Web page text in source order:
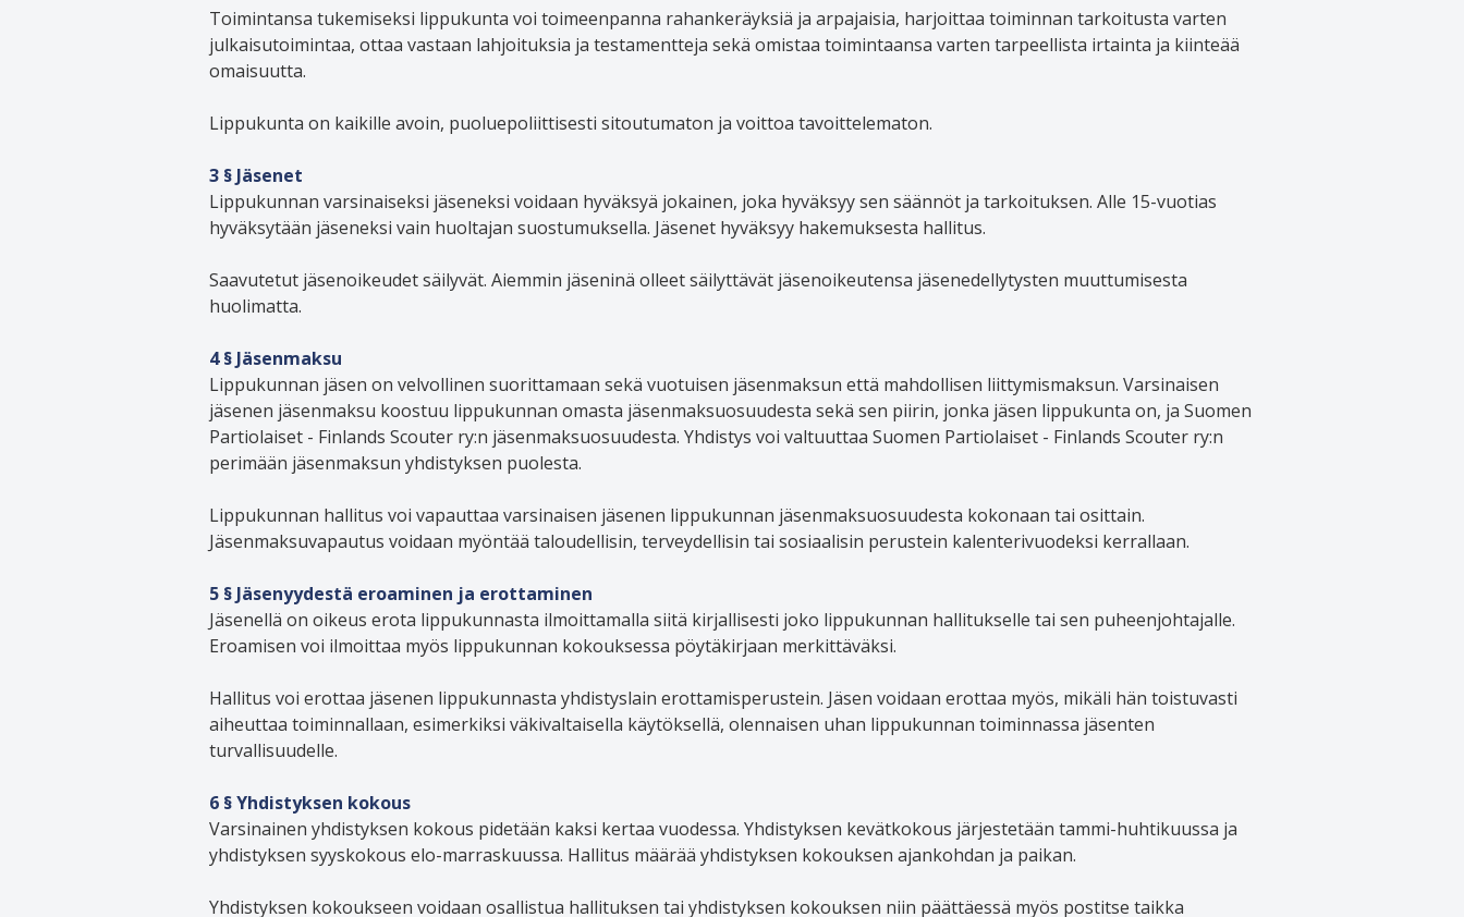
Toimintansa tukemiseksi lippukunta voi toimeenpanna rahankeräyksiä ja arpajaisia, harjoittaa toiminnan tarkoitusta varten
julkaisutoimintaa, ottaa vastaan lahjoituksia ja testamentteja sekä omistaa toimintaansa varten tarpeellista irtainta ja kiinteää
omaisuutta.
Lippukunta on kaikille avoin, puoluepoliittisesti sitoutumaton ja voittoa tavoittelematon.
3 § Jäsenet
Lippukunnan varsinaiseksi jäseneksi voidaan hyväksyä jokainen, joka hyväksyy sen säännöt ja tarkoituksen. Alle 15-vuotias
hyväksytään jäseneksi vain huoltajan suostumuksella. Jäsenet hyväksyy hakemuksesta hallitus.
Saavutetut jäsenoikeudet säilyvät. Aiemmin jäseninä olleet säilyttävät jäsenoikeutensa jäsenedellytysten muuttumisesta
huolimatta.
4 § Jäsenmaksu
Lippukunnan jäsen on velvollinen suorittamaan sekä vuotuisen jäsenmaksun että mahdollisen liittymismaksun. Varsinaisen
jäsenen jäsenmaksu koostuu lippukunnan omasta jäsenmaksuosuudesta sekä sen piirin, jonka jäsen lippukunta on, ja Suomen
Partiolaiset - Finlands Scouter ry:n jäsenmaksuosuudesta. Yhdistys voi valtuuttaa Suomen Partiolaiset - Finlands Scouter ry:n
perimään jäsenmaksun yhdistyksen puolesta.
Lippukunnan hallitus voi vapauttaa varsinaisen jäsenen lippukunnan jäsenmaksuosuudesta kokonaan tai osittain.
Jäsenmaksuvapautus voidaan myöntää taloudellisin, terveydellisin tai sosiaalisin perustein kalenterivuodeksi kerrallaan.
5 § Jäsenyydestä eroaminen ja erottaminen
Jäsenellä on oikeus erota lippukunnasta ilmoittamalla siitä kirjallisesti joko lippukunnan hallitukselle tai sen puheenjohtajalle.
Eroamisen voi ilmoittaa myös lippukunnan kokouksessa pöytäkirjaan merkittäväksi.
Hallitus voi erottaa jäsenen lippukunnasta yhdistyslain erottamisperustein. Jäsen voidaan erottaa myös, mikäli hän toistuvasti
aiheuttaa toiminnallaan, esimerkiksi väkivaltaisella käytöksellä, olennaisen uhan lippukunnan toiminnassa jäsenten
turvallisuudelle.
6 § Yhdistyksen kokous
Varsinainen yhdistyksen kokous pidetään kaksi kertaa vuodessa. Yhdistyksen kevätkokous järjestetään tammi-huhtikuussa ja
yhdistyksen syyskokous elo-marraskuussa. Hallitus määrää yhdistyksen kokouksen ajankohdan ja paikan.
Yhdistyksen kokoukseen voidaan osallistua hallituksen tai yhdistyksen kokouksen niin päättäessä myös postitse taikka